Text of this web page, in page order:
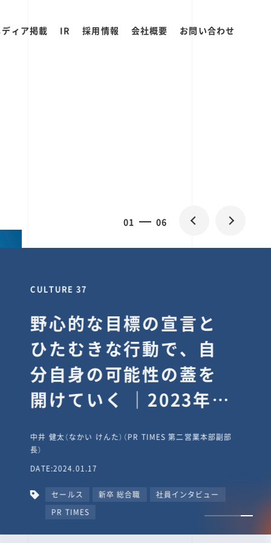
ィア掲載 IR 採用情報 会社概要 お問い合わせ
01 06
CULTURE 37
野心的な目標の宣言と
ひたむきな行動で、自
分自身の可能性の蓋を
開けていく ｜2023年度
タビュー #PR
TIMESな人たち
中井 健太（なかい けんた）（PR TIMES 第二営業本部副部
長）
DATE:2024.01.17
セールス 新卒 総合職
社員インタビュー
PR TIMES